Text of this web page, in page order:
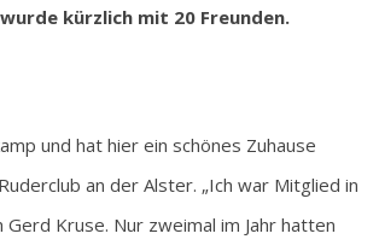
kürzlich mit 20 Freunden.
und hat hier ein schönes Zuhause
an der Alster. „Ich war Mitglied in
Kruse. Nur zweimal im Jahr hatten